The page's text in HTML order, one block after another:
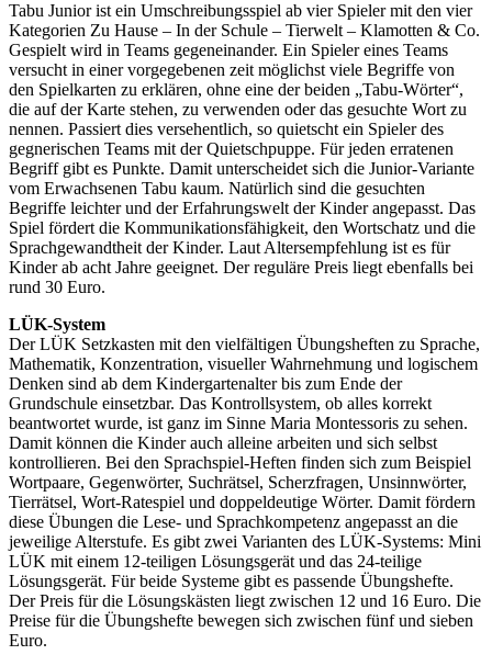
Tabu Junior ist ein Umschreibungsspiel ab vier Spieler mit den vier
Kategorien Zu Hause – In der Schule – Tierwelt – Klamotten & Co.
Gespielt wird in Teams gegeneinander. Ein Spieler eines Teams
versucht in einer vorgegebenen zeit möglichst viele Begriffe von
den Spielkarten zu erklären, ohne eine der beiden „Tabu-Wörter“,
die auf der Karte stehen, zu verwenden oder das gesuchte Wort zu
nennen. Passiert dies versehentlich, so quietscht ein Spieler des
gegnerischen Teams mit der Quietschpuppe. Für jeden erratenen
Begriff gibt es Punkte. Damit unterscheidet sich die Junior-Variante
vom Erwachsenen Tabu kaum. Natürlich sind die gesuchten
Begriffe leichter und der Erfahrungswelt der Kinder angepasst. Das
Spiel fördert die Kommunikationsfähigkeit, den Wortschatz und die
Sprachgewandtheit der Kinder. Laut Altersempfehlung ist es für
Kinder ab acht Jahre geeignet. Der reguläre Preis liegt ebenfalls bei
rund 30 Euro.
LÜK-System
Der LÜK Setzkasten mit den vielfältigen Übungsheften zu Sprache,
Mathematik, Konzentration, visueller Wahrnehmung und logischem
Denken sind ab dem Kindergartenalter bis zum Ende der
Grundschule einsetzbar. Das Kontrollsystem, ob alles korrekt
beantwortet wurde, ist ganz im Sinne Maria Montessoris zu sehen.
Damit können die Kinder auch alleine arbeiten und sich selbst
kontrollieren. Bei den Sprachspiel-Heften finden sich zum Beispiel
Wortpaare, Gegenwörter, Suchrätsel, Scherzfragen, Unsinnwörter,
Tierrätsel, Wort-Ratespiel und doppeldeutige Wörter. Damit fördern
diese Übungen die Lese- und Sprachkompetenz angepasst an die
jeweilige Alterstufe. Es gibt zwei Varianten des LÜK-Systems: Mini
LÜK mit einem 12-teiligen Lösungsgerät und das 24-teilige
Lösungsgerät. Für beide Systeme gibt es passende Übungshefte.
Der Preis für die Lösungskästen liegt zwischen 12 und 16 Euro. Die
Preise für die Übungshefte bewegen sich zwischen fünf und sieben
Euro.